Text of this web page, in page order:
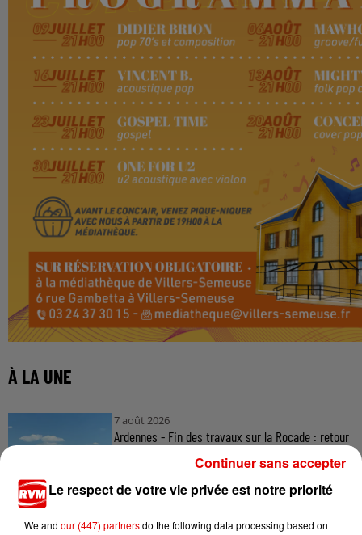
À LA UNE
7 août 2026
Ardennes - Fin des travaux sur la Rocade : retour
7 août 2026
Le respect de votre vie privée est notre priorité
We and our (447) partnersdo the following data processing based on
Continuer sans accepter